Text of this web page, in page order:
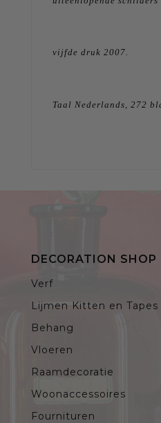
vijfde druk 2007.
Taal Nederlands, 272
DECORATION SHOP
Verf
Lijmen Kitten en Tapes
Behang
Vloeren
Raamdecoratie
Woonaccessoires
Fournituren